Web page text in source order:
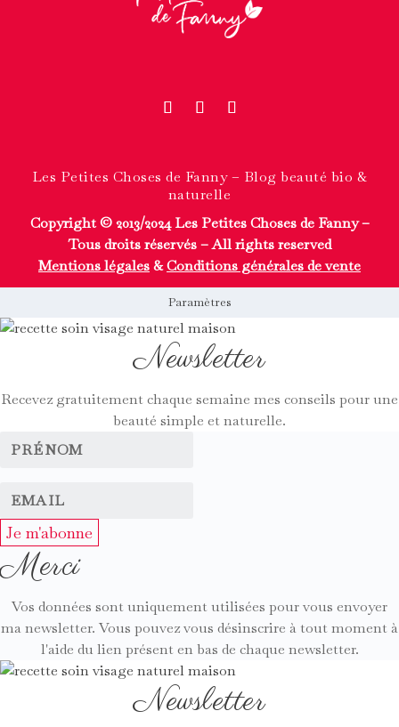
Les Petites Choses de Fanny – Blog beauté bio &
naturelle
Copyright © 2013/2024 Les Petites Choses de Fanny –
Tous droits réservés – All rights reserved
Mentions légales&Conditions générales de vente
Paramètres
Newsletter
Recevez gratuitement chaque semaine mes conseils pour une
beauté simple et naturelle.
Je m'abonne
Merci
Vos données sont uniquement utilisées pour vous envoyer
ma newsletter. Vous pouvez vous désinscrire à tout moment à
l'aide du lien présent en bas de chaque newsletter.
Newsletter